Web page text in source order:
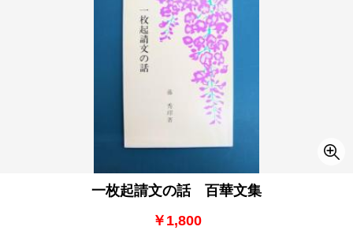
一枚起請文の話 百華文集
￥1,800